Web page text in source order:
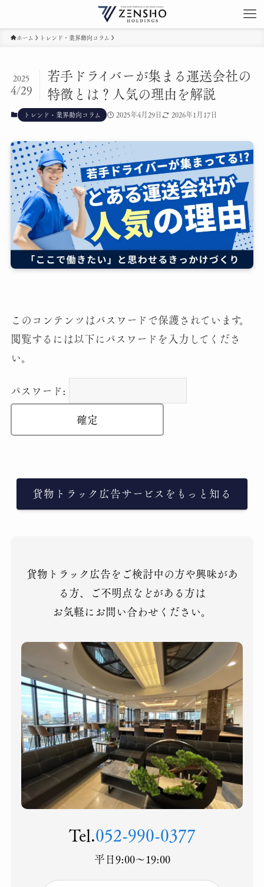
ホーム トレンド・業界動向コラム
若手ドライバーが集まる運送会社の
特徴とは？人気の理由を解説
2025
4/29
トレンド・業界動向コラム 2025年4月29日 2026年1月17日
このコンテンツはパスワードで保護されています。
閲覧するには以下にパスワードを入力してくださ
い。
パスワード:
貨物トラック広告サービスをもっと知る
貨物トラック広告をご検討中の方や興味があ
る方、ご不明点などがある方は
お気軽にお問い合わせください。
Tel.052-990-0377
平日9:00〜19:00